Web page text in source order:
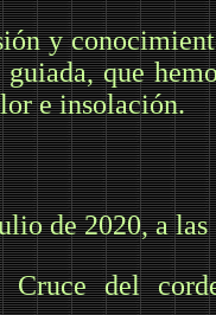
y
que
e insolación.
de 2020, a las
Cruce del